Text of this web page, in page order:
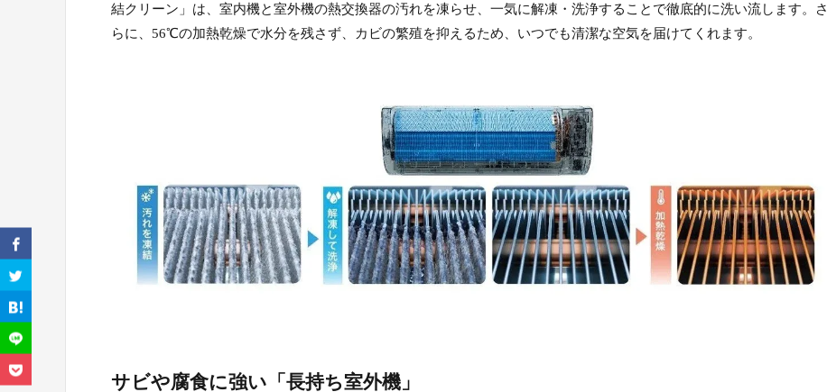
結クリーン」は、室内機と室外機の熱交換器の汚れを凍らせ、一気に解凍・洗浄することで徹底的に洗い流します。さ
らに、56℃の加熱乾燥で水分を残さず、カビの繁殖を抑えるため、いつでも清潔な空気を届けてくれます。
サビや腐食に強い「長持ち室外機」